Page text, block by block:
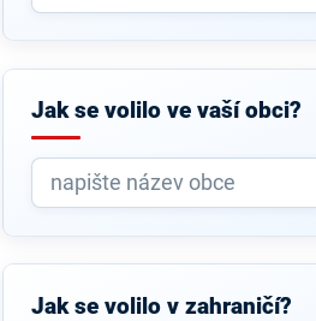
Jak se volilo ve vaší obci?
Jak se volilo v zahraničí?